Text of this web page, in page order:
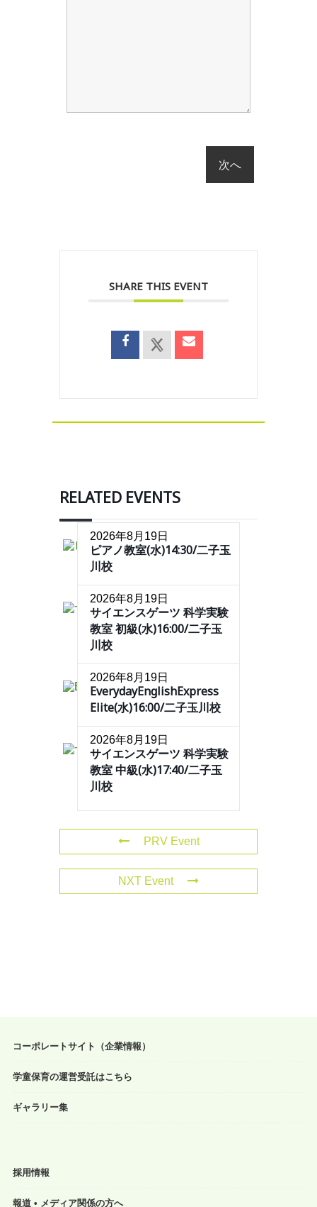
SHARE THIS EVENT
RELATED EVENTS
2026年8月19日
ピアノ教室(水)14:30/二子玉
川校
2026年8月19日
サイエンスゲーツ 科学実験
教室 初級(水)16:00/二子玉
川校
2026年8月19日
EverydayEnglishExpress
Elite(水)16:00/二子玉川校
2026年8月19日
サイエンスゲーツ 科学実験
教室 中級(水)17:40/二子玉
川校
PRV Event
NXT Event
コーポレートサイト（企業情報）
学童保育の運営受託はこちら
ギャラリー集
採用情報
報道 • メディア関係の方へ